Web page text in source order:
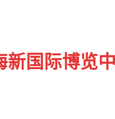
新国际博览